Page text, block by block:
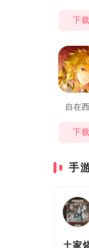
下载
自在
下载
手
土家